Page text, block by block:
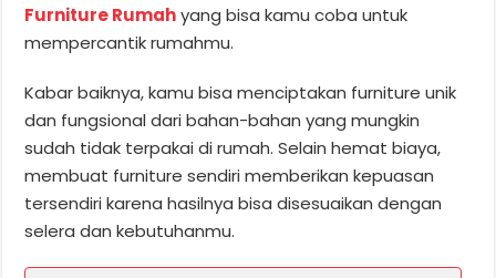
Furniture Rumahyang bisa kamu coba untuk
mempercantik rumahmu.
Kabar baiknya, kamu bisa menciptakan furniture unik
dan fungsional dari bahan-bahan yang mungkin
sudah tidak terpakai di rumah. Selain hemat biaya,
membuat furniture sendiri memberikan kepuasan
tersendiri karena hasilnya bisa disesuaikan dengan
selera dan kebutuhanmu.